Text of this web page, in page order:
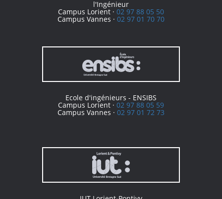
l'Ingénieur
Campus Lorient · 02 97 88 05 50
Campus Vannes · 02 97 01 70 70
Ecole d'ingénieurs - ENSIBS
Campus Lorient · 02 97 88 05 59
Campus Vannes · 02 97 01 72 73